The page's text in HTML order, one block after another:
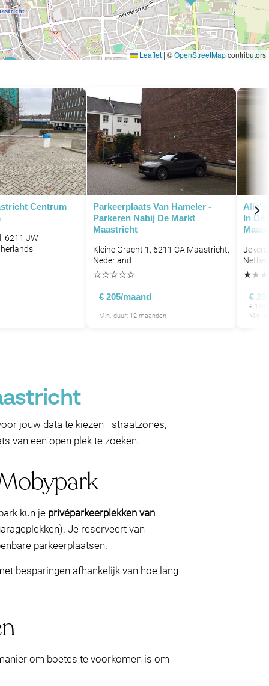
Leaflet | ©OpenStreetMapcontributors
Centrum
6211 JW
Parkeerplaats Van Hameler -
Parkeren Nabij De Markt
Maastricht
Kleine Gracht 1, 6211 CA Maastricht,
Nederland
☆☆☆☆☆
€ 205/maand
Min. duur: 12 maanden
Alie's
In De
★★ ★
€
€
Min.
jouw data te kiezen—straatzones,
van een open plek te zoeken.
kun je privéparkeerplekken van
Je reserveert van
parkeerplaatsen.
besparingen afhankelijk van hoe lang
om boetes te voorkomen is om